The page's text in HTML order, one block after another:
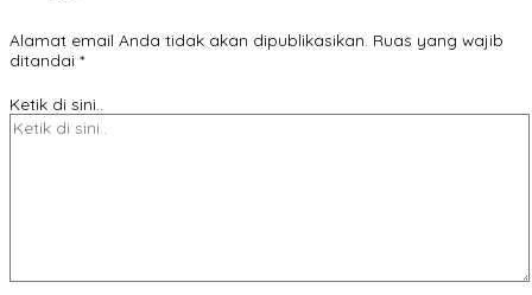
Alamat email Anda tidak akan dipublikasikan. Ruas yang wajib
ditandai *
Ketik di sini..